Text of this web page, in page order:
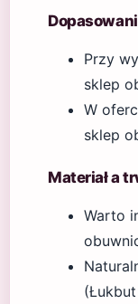
Przy
sklep
W
sklep
Materiał a
Warto